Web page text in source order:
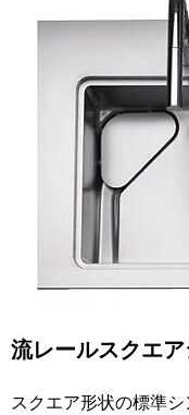
流レールスクエア
スクエア形状の標準